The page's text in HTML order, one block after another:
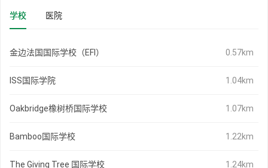
学校 医院
金边法国国际学校（EFI） 0.57km
ISS国际学院 1.04km
Oakbridge橡树桥国际学校 1.07km
Bamboo国际学校 1.22km
The Giving Tree 国际学校 1.24km